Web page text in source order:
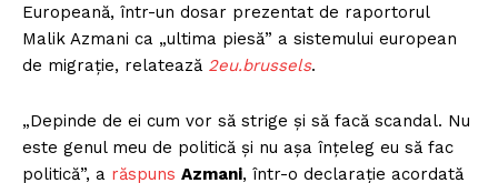
Europeană, într-un dosar prezentat de raportorul
Malik Azmani ca „ultima piesă” a sistemului european
de migrație, relatează 2eu.brussels.
„Depinde de ei cum vor să strige și să facă scandal. Nu
este genul meu de politică și nu așa înțeleg eu să fac
politică”, a răspuns Azmani, într-o declarație acordată